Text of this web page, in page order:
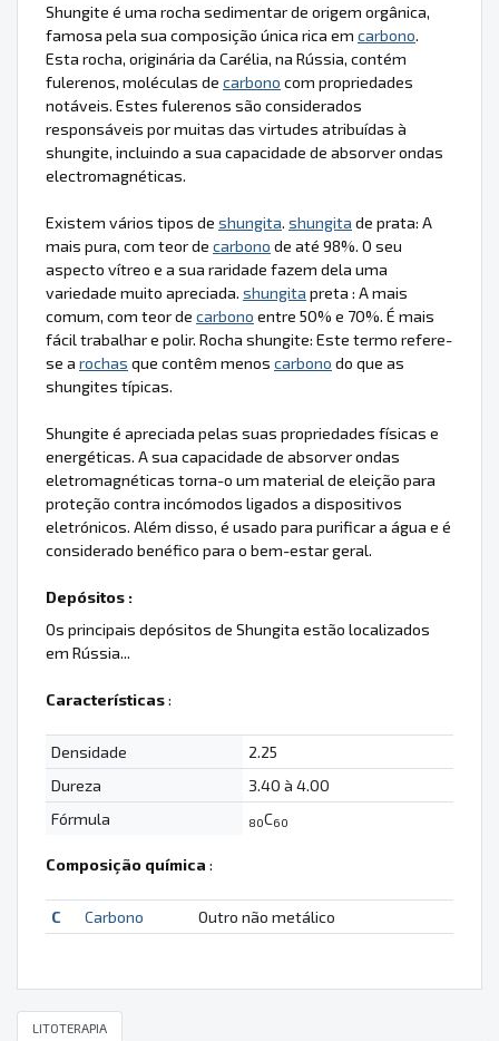
Shungite é uma rocha sedimentar de origem orgânica,
famosa pela sua composição única rica em carbono.
Esta rocha, originária da Carélia, na Rússia, contém
fulerenos, moléculas de carbono com propriedades
notáveis. Estes fulerenos são considerados
responsáveis por muitas das virtudes atribuídas à
shungite, incluindo a sua capacidade de absorver ondas
electromagnéticas.
Existem vários tipos de shungita. shungita de prata: A
mais pura, com teor de carbono de até 98%. O seu
aspecto vítreo e a sua raridade fazem dela uma
variedade muito apreciada. shungita preta : A mais
comum, com teor de carbono entre 50% e 70%. É mais
fácil trabalhar e polir. Rocha shungite: Este termo refere-
se a rochas que contêm menos carbono do que as
shungites típicas.
Shungite é apreciada pelas suas propriedades físicas e
energéticas. A sua capacidade de absorver ondas
eletromagnéticas torna-o um material de eleição para
proteção contra incómodos ligados a dispositivos
eletrónicos. Além disso, é usado para purificar a água e é
considerado benéfico para o bem-estar geral.
Depósitos :
Os principais depósitos de Shungita estão localizados
em Rússia...
Características:
Densidade
2.25
Dureza
3.40 à 4.00
Fórmula
80C60
Composição química :
C Carbono Outro não metálico
LITOTERAPIA